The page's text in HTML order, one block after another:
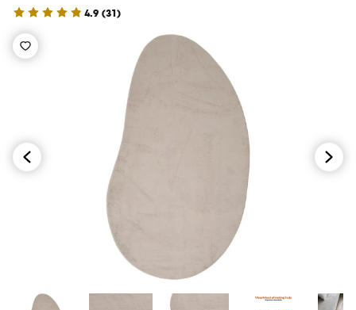
4.9 (31)